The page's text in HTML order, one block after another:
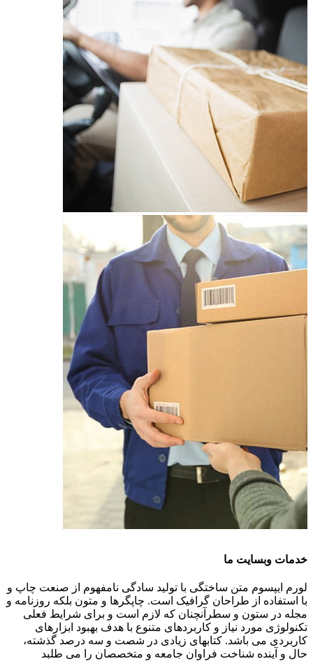
خدمات وبسایت ما
لورم ایپسوم متن ساختگی با تولید سادگی نامفهوم از صنعت چاپ و
با استفاده از طراحان گرافیک است. چاپگرها و متون بلکه روزنامه و
مجله در ستون و سطرآنچنان که لازم است و برای شرایط فعلی
تکنولوژی مورد نیاز و کاربردهای متنوع با هدف بهبود ابزارهای
کاربردی می باشد. کتابهای زیادی در شصت و سه درصد گذشته،
حال و آینده شناخت فراوان جامعه و متخصصان را می طلبد